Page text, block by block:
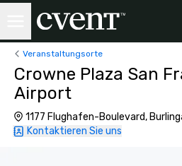
Veranstaltungsorte
Crowne Plaza San
Airport
1177 Flughafen-Boulevard,
Kontaktieren Sie uns